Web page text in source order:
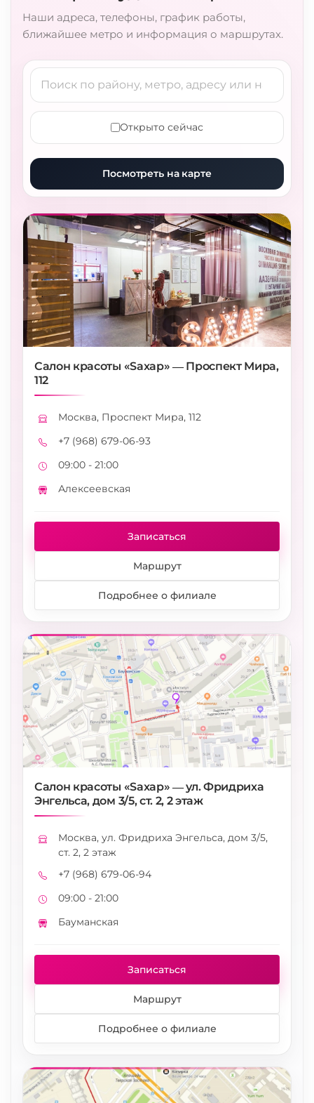
Наши адреса, телефоны, график работы,
ближайшее метро и информация о маршрутах.
Открыто сейчас
Посмотреть на карте
Салон красоты «Saxap» — Проспект Мира,
112
Адрес
Москва, Проспект Мира, 112
Телефон
+7 (968) 679-06-93
Режим работы
09:00 - 21:00
Метро
Алексеевская
Записаться
Маршрут
Подробнее о филиале
Салон красоты «Saxap» — ул. Фридриха
Энгельса, дом 3/5, ст. 2, 2 этаж
Адрес
Москва, ул. Фридриха Энгельса, дом 3/5,
ст. 2, 2 этаж
Телефон
+7 (968) 679-06-94
Режим работы
09:00 - 21:00
Метро
Бауманская
Записаться
Маршрут
Подробнее о филиале